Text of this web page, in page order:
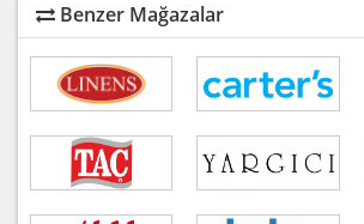
Benzer Mağazalar